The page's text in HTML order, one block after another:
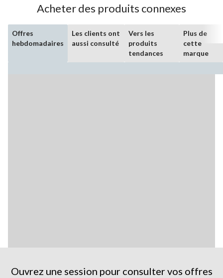
Acheter des produits connexes
Offres
hebdomadaires
Les clients ont
aussi consulté
Vers les
produits
tendances
Plus de
cette
marque
Ouvrez une session pour consulter vos offres